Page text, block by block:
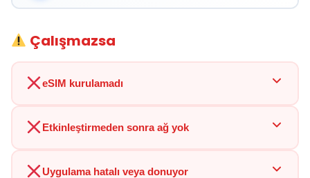
Çalışmazsa
eSIM kurulamadı
Etkinleştirmeden sonra ağ yok
Uygulama hatalı veya donuyor